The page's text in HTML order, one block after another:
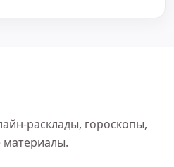
расклады, гороскопы,
материалы.